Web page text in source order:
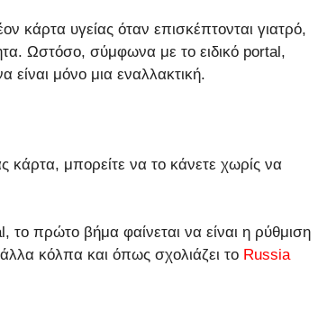
κάρτα υγείας όταν επισκέπτονται γιατρό,
Ωστόσο, σύμφωνα με το ειδικό portal,
είναι μόνο μια εναλλακτική.
κάρτα, μπορείτε να το κάνετε χωρίς να
πρώτο βήμα φαίνεται να είναι η ρύθμιση
κόλπα και όπως σχολιάζει το Russia